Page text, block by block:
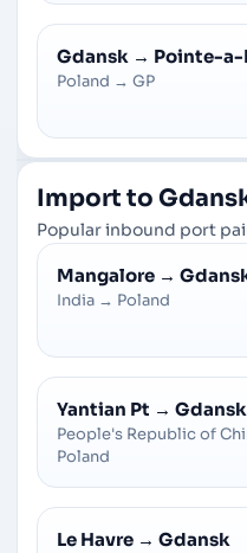
Gdansk → Pointe-
Poland → GP
Import to
Popular inbound port
Mangalore →
India → Poland
Yantian Pt → Gdansk
People's Republic of
Poland
Le Havre → Gdansk